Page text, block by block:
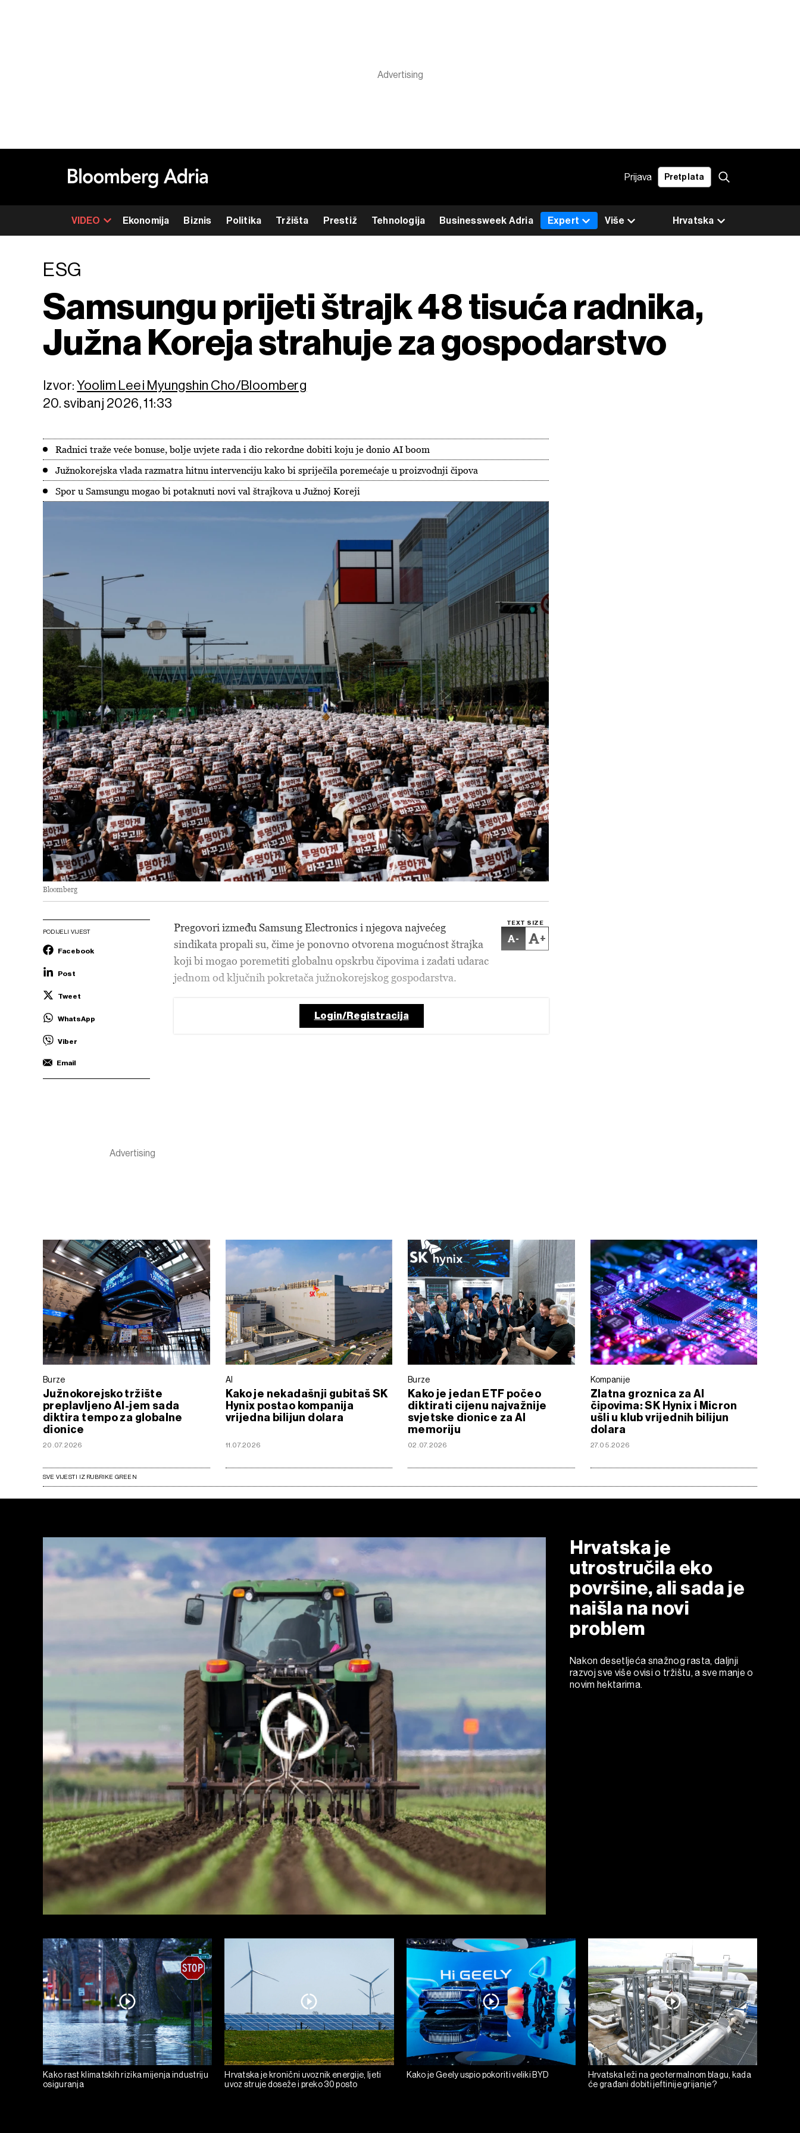
Prijava Pretplata
VIDEO Ekonomija Biznis Politika Tržišta Prestiž Tehnologija Businessweek Adria Hrvatska
Expert Više
ESG
Samsungu prijeti štrajk 48 tisuća radnika,
Južna Koreja strahuje za gospodarstvo
Izvor:Yoolim Lee i Myungshin Cho/Bloomberg
20. svibanj 2026, 11:33
Radnici traže veće bonuse, bolje uvjete rada i dio rekordne dobiti koju je donio AI boom
Južnokorejska vlada razmatra hitnu intervenciju kako bi spriječila poremećaje u proizvodnji čipova
Spor u Samsungu mogao bi potaknuti novi val štrajkova u Južnoj Koreji
Bloomberg
PODIJELI VIJEST
Facebook
Post
Tweet
WhatsApp
Viber
Email
TEXT SIZE
- +
Pregovori između Samsung Electronics i njegova najvećeg
sindikata propali su, čime je ponovno otvorena mogućnost štrajka
koji bi mogao poremetiti globalnu opskrbu čipovima i zadati udarac
jednom od ključnih pokretača južnokorejskog gospodarstva.
Login/Registracija
Burze
Južnokorejsko tržište
preplavljeno AI-jem sada
diktira tempo za globalne
dionice
20.07.2026
AI
Kako je nekadašnji gubitaš SK
Hynix postao kompanija
vrijedna bilijun dolara
11.07.2026
Burze
Kako je jedan ETF počeo
diktirati cijenu najvažnije
svjetske dionice za AI
memoriju
02.07.2026
Kompanije
Zlatna groznica za AI
čipovima: SK Hynix i Micron
ušli u klub vrijednih bilijun
dolara
27.05.2026
SVE VIJESTI IZ RUBRIKE GREEN
Hrvatska je
utrostručila eko
površine, ali sada je
naišla na novi
problem
Nakon desetljeća snažnog rasta, daljnji
razvoj sve više ovisi o tržištu, a sve manje o
novim hektarima.
Kako rast klimatskih rizika mijenja industriju
osiguranja
Hrvatska je kronični uvoznik energije, ljeti
uvoz struje doseže i preko 30 posto
Kako je Geely uspio pokoriti veliki BYD
Hrvatska leži na geotermalnom blagu, kada
će građani dobiti jeftinije grijanje?